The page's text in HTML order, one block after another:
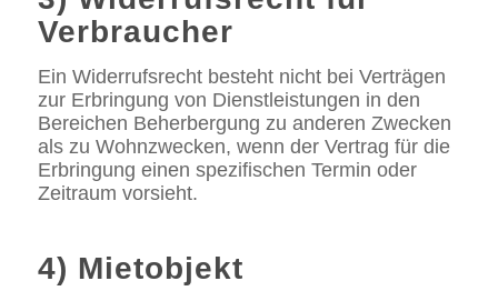
Verbraucher
Ein Widerrufsrecht besteht nicht bei Verträgen
zur Erbringung von Dienstleistungen in den
Bereichen Beherbergung zu anderen Zwecken
als zu Wohnzwecken, wenn der Vertrag für die
Erbringung einen spezifischen Termin oder
Zeitraum vorsieht.
4) Mietobjekt